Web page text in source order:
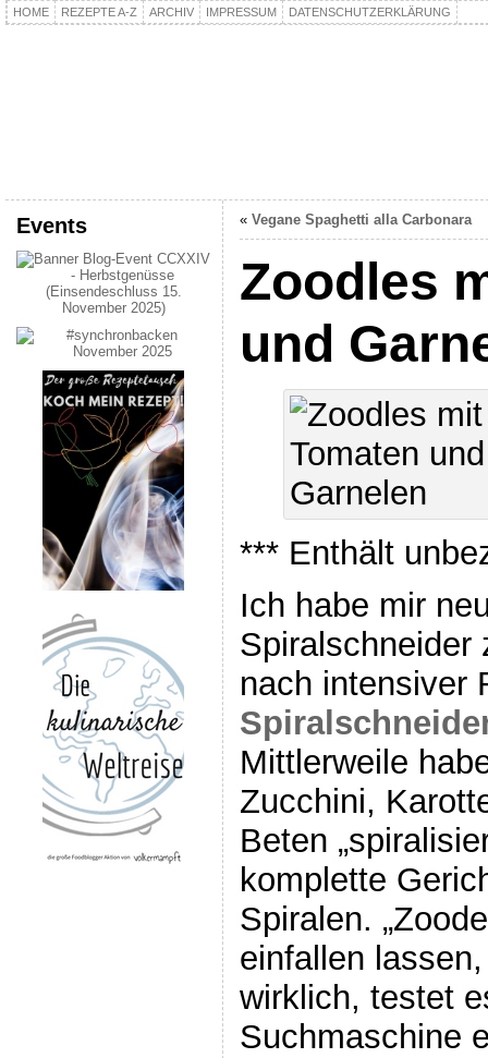
HOME REZEPTE A-Z ARCHIV IMPRESSUM DATENSCHUTZERKLÄRUNG
Events « Vegane Spaghetti alla Carbonara
Zoodles
und
*** Enthält
Ich habe mir
Spiralschneider
nach intensiver
Mittlerweile
Zucchini,
Beten
komplette
Spiralen.
einfallen
wirklich, testet
Suchmaschine